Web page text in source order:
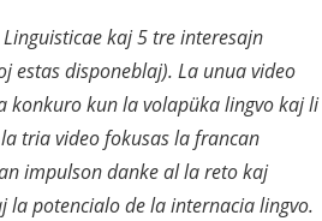
kaj5 tre interesajn
estas disponeblaj). La unua video
konkuro kun la volapüka lingvo kaj li
tria video fokusas la francan
impulson danke al la reto kaj
la potencialo de la internacia lingvo.